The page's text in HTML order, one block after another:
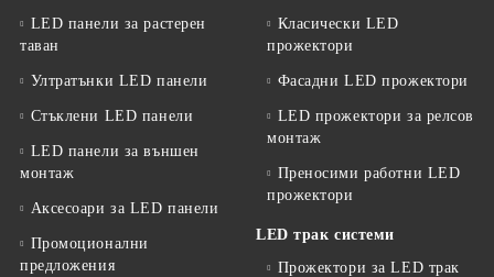
LED панели за растерен
таван
Ултратънки LED панели
Стъклени LED панели
LED панели за външен
монтаж
Аксесоари за LED панели
Промоционални
предложения
Класически LED
прожектори
Фасадни LED прожектори
LED прожектори за релсов
монтаж
Преносими работни LED
прожектори
LED трак системи
Прожектори за LED трак